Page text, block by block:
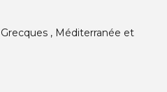
, Méditerranée et